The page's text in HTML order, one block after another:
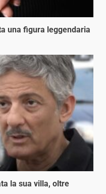
una figura leggendaria
la sua villa, oltre